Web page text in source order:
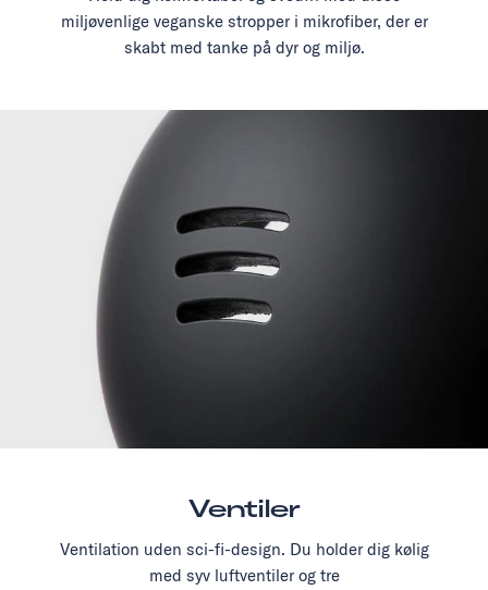
miljøvenlige veganske stropper i mikrofiber, der er
skabt med tanke på dyr og miljø.
Ventiler
Ventilation uden sci-fi-design. Du holder dig kølig
med syv luftventiler og tre